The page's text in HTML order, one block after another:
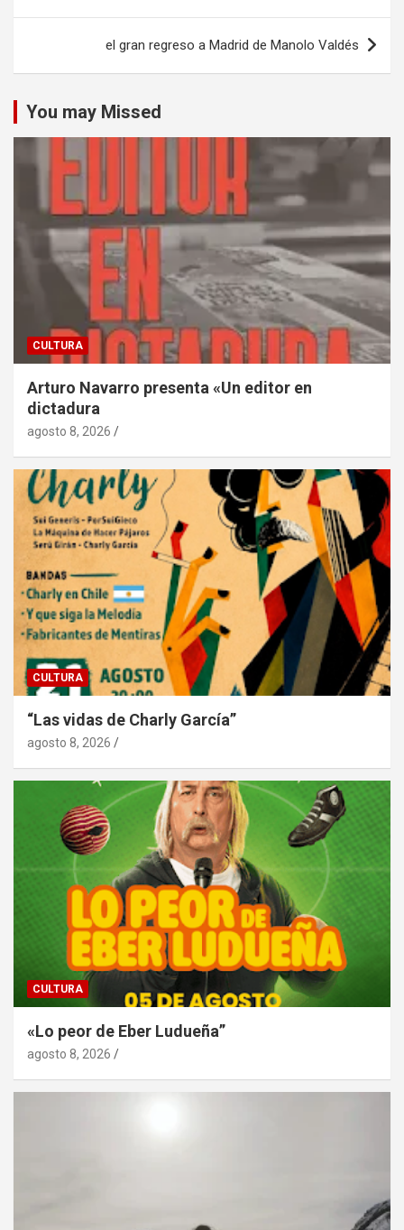
entradas
el gran regreso a Madrid de Manolo Valdés
You may Missed
CULTURA
Arturo Navarro presenta «Un editor en
dictadura
agosto 8, 2026
CULTURA
“Las vidas de Charly García”
agosto 8, 2026
CULTURA
«Lo peor de Eber Ludueña”
agosto 8, 2026